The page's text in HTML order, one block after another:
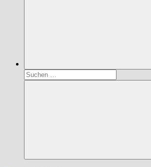
Suchen
nach:
Suchen